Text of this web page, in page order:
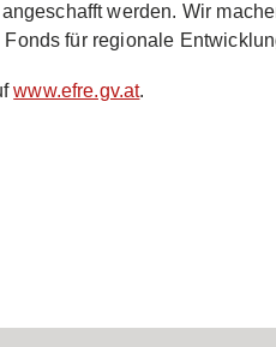
werden. Wir
für regionale
www.efre.gv.at.